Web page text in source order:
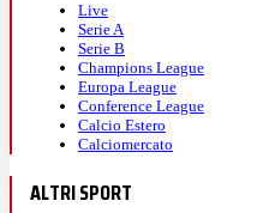
Live
Serie A
Serie B
Champions League
Europa League
Conference League
Calcio Estero
Calciomercato
ALTRI SPORT